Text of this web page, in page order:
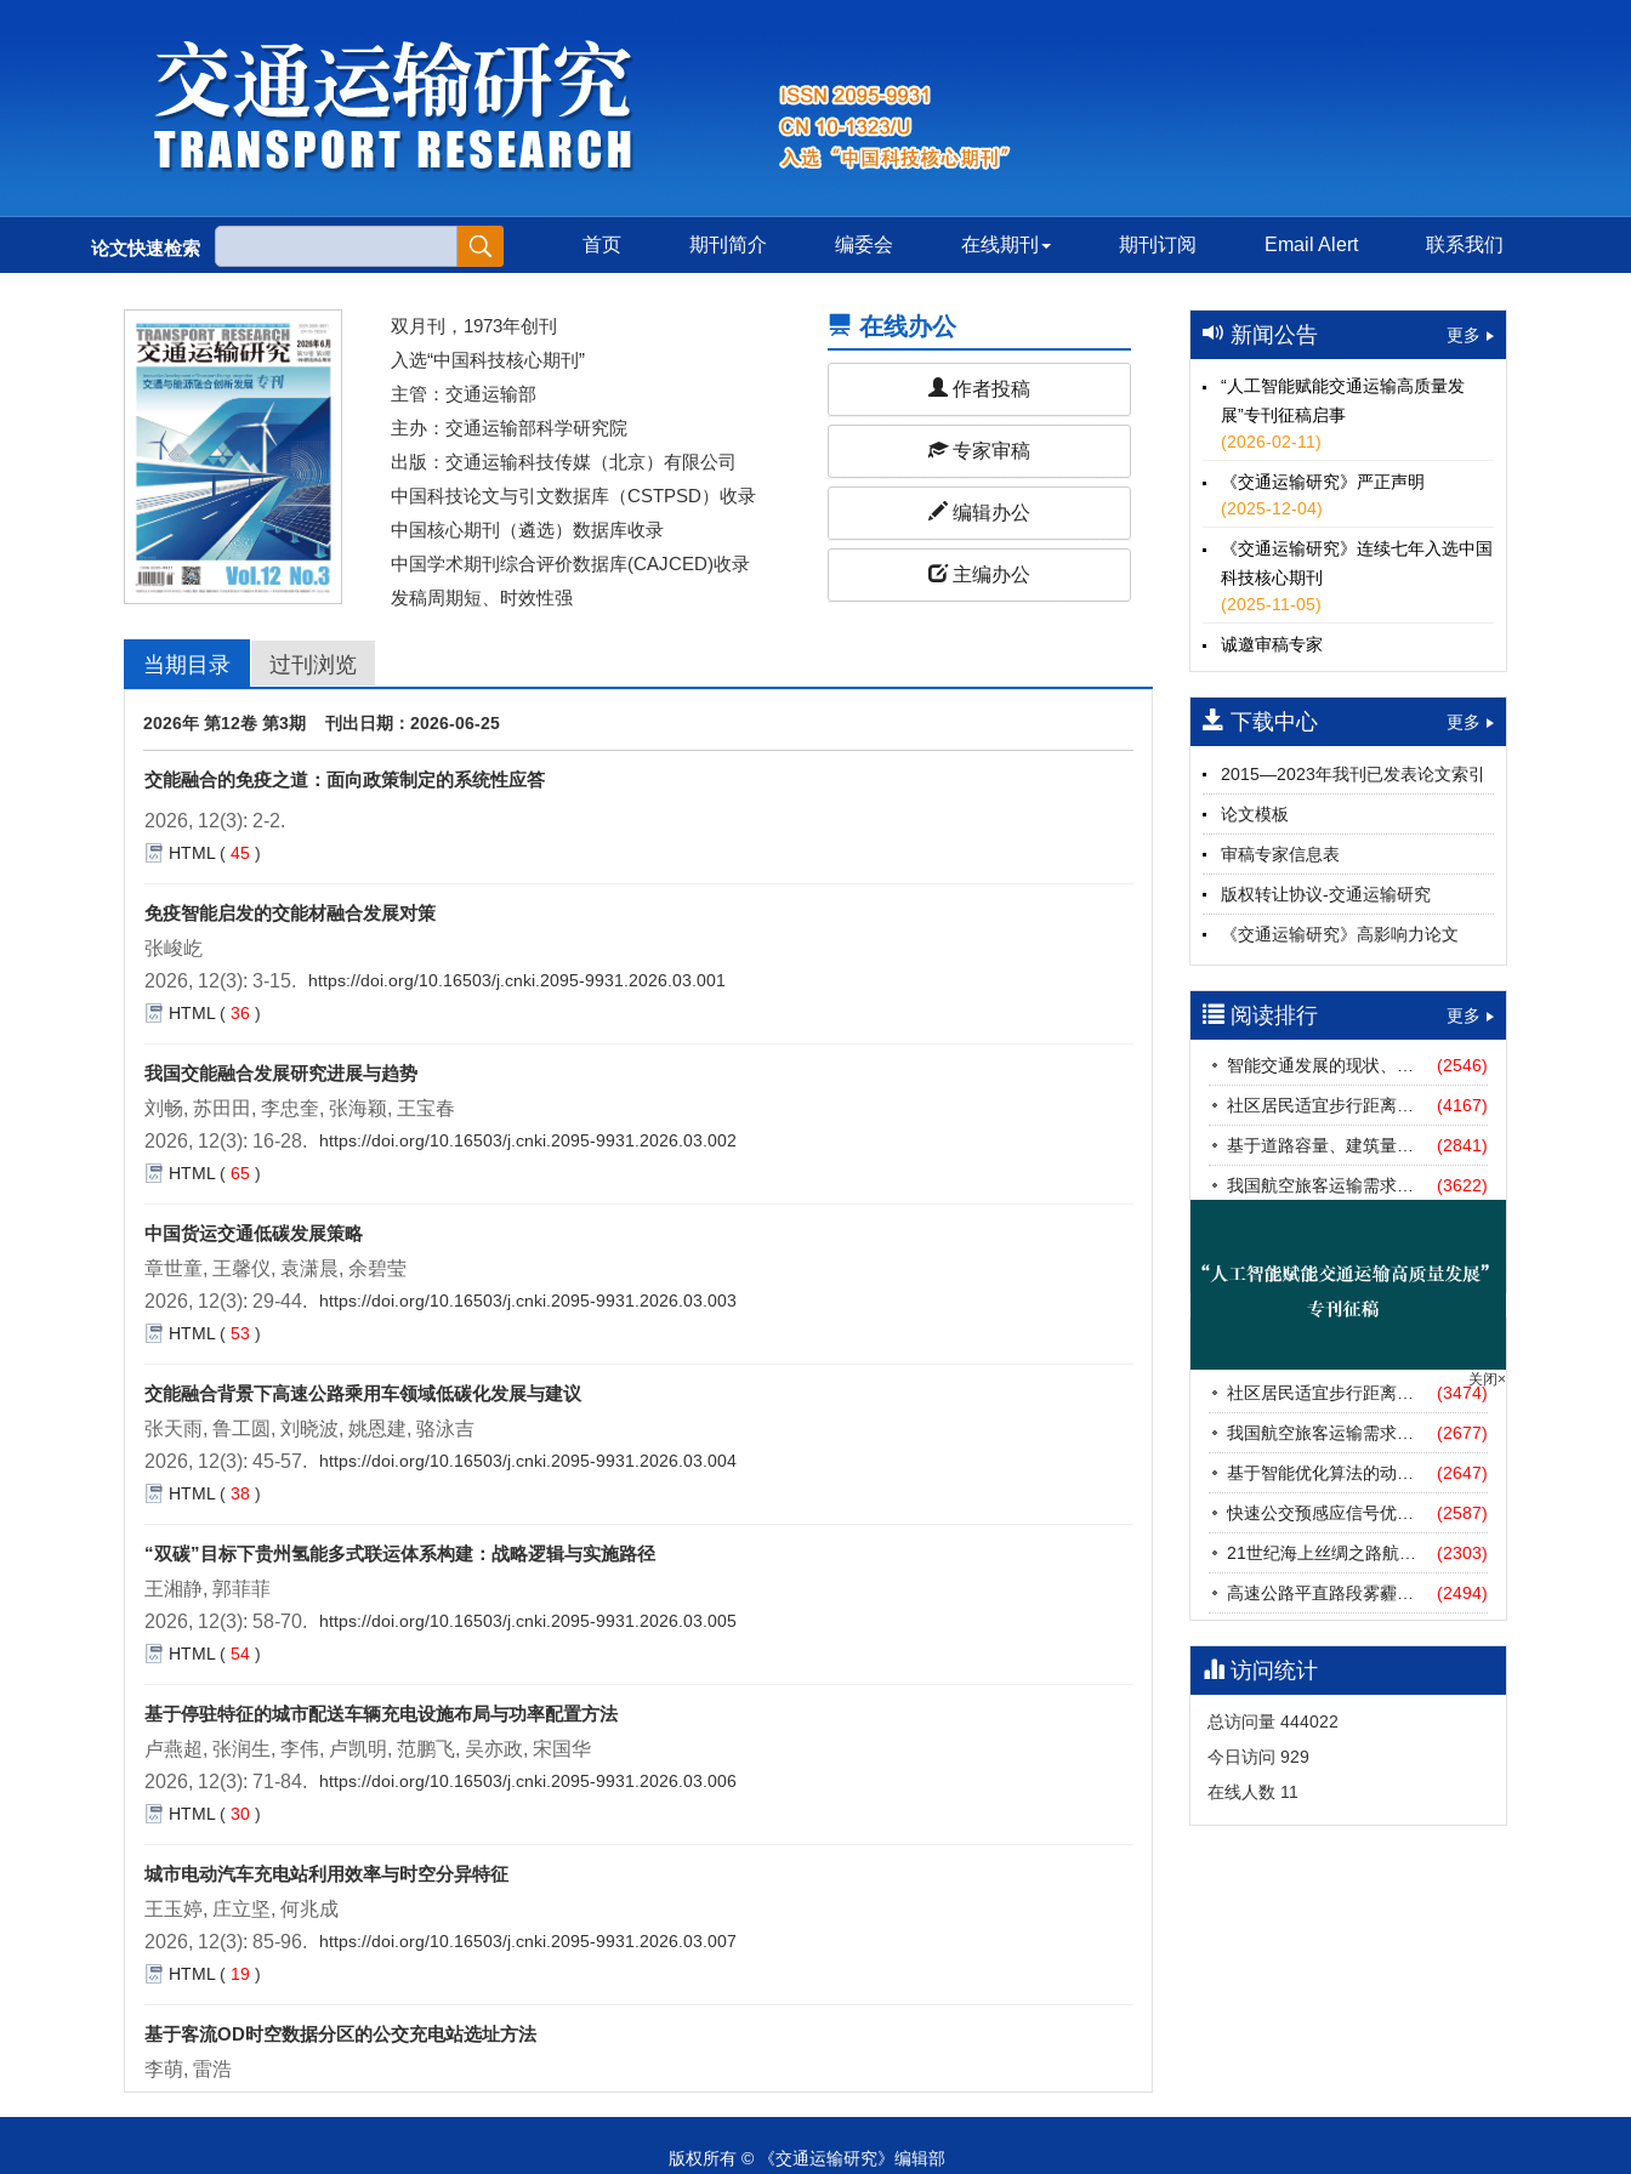
论文快速检索 首页 期刊简介 编委会 在线期刊 期刊订阅 Email Alert 联系我们
双月刊，1973年创刊
入选“中国科技核心期刊”
主管：交通运输部
主办：交通运输部科学研究院
出版：交通运输科技传媒（北京）有限公司
中国科技论文与引文数据库（CSTPSD）收录
中国核心期刊（遴选）数据库收录
中国学术期刊综合评价数据库(CAJCED)收录
发稿周期短、时效性强
在线办公
作者投稿
专家审稿
编辑办公
主编办公
当期目录 过刊浏览
2026年 第12卷 第3期 刊出日期：2026-06-25
交能融合的免疫之道：面向政策制定的系统性应答
2026, 12(3): 2-2.
HTML ( 45 )
免疫智能启发的交能材融合发展对策
张峻屹
2026, 12(3): 3-15.
https://doi.org/10.16503/j.cnki.2095-9931.2026.03.001
HTML ( 36 )
我国交能融合发展研究进展与趋势
刘畅, 苏田田, 李忠奎, 张海颖, 王宝春
2026, 12(3): 16-28.
https://doi.org/10.16503/j.cnki.2095-9931.2026.03.002
HTML ( 65 )
中国货运交通低碳发展策略
章世童, 王馨仪, 袁潇晨, 余碧莹
2026, 12(3): 29-44.
https://doi.org/10.16503/j.cnki.2095-9931.2026.03.003
HTML ( 53 )
交能融合背景下高速公路乘用车领域低碳化发展与建议
张天雨, 鲁工圆, 刘晓波, 姚恩建, 骆泳吉
2026, 12(3): 45-57.
https://doi.org/10.16503/j.cnki.2095-9931.2026.03.004
HTML ( 38 )
“双碳”目标下贵州氢能多式联运体系构建：战略逻辑与实施路径
王湘静, 郭菲菲
2026, 12(3): 58-70.
https://doi.org/10.16503/j.cnki.2095-9931.2026.03.005
HTML ( 54 )
基于停驻特征的城市配送车辆充电设施布局与功率配置方法
卢燕超, 张润生, 李伟, 卢凯明, 范鹏飞, 吴亦政, 宋国华
2026, 12(3): 71-84.
https://doi.org/10.16503/j.cnki.2095-9931.2026.03.006
HTML ( 30 )
城市电动汽车充电站利用效率与时空分异特征
王玉婷, 庄立坚, 何兆成
2026, 12(3): 85-96.
https://doi.org/10.16503/j.cnki.2095-9931.2026.03.007
HTML ( 19 )
基于客流OD时空数据分区的公交充电站选址方法
李萌, 雷浩
新闻公告 更多
“人工智能赋能交通运输高质量发
展”专刊征稿启事
(2026-02-11)
《交通运输研究》严正声明
(2025-12-04)
《交通运输研究》连续七年入选中国
科技核心期刊
(2025-11-05)
诚邀审稿专家
(2024-04-25)
下载中心 更多
2015—2023年我刊已发表论文索引
论文模板
审稿专家信息表
版权转让协议-交通运输研究
《交通运输研究》高影响力论文
（2012—2022）
参考文献及常用法定计量单位样例
中英文摘要撰写规范及样例
阅读排行 更多
(2546)
社区居民适宜步行距离阈值研究 (4167)
基于道路容量、建筑量、汽车保有量的拥堵指数敏感性分析 (2841)
我国航空旅客运输需求预测——基于计量经济学与系统动力学组合模型 (3622)
快速公交预感应信号优先协调控制策略 (3154)
社区居民适宜步行距离阈值研究 (3474)
我国航空旅客运输需求预测——基于计量经济学与系统动力学组合模型 (2677)
(2647)
快速公交预感应信号优先协调控制策略 (2587)
(2303)
高速公路平直路段雾霾天气下的IDM跟驰模型分析 (2494)
访问统计
总访问量 444022
今日访问 929
在线人数 11
版权所有 © 《交通运输研究》编辑部